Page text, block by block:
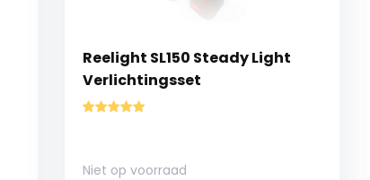
Reelight SL150 Steady Light
Verlichtingsset
Niet op voorraad